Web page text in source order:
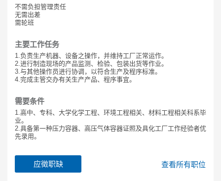
不需负担管理责任
无需出差
需轮班
主要工作任务
1.负责生产机器、设备之操作，并维持工厂正常运作。
2.进行制造现场的产品监测、检验、包装出货等作业。
3.与其他操作员进行协调，以符合生产及程序标准。
4.完成主管交办有关生产产品、程序事宜。
需要条件
1.高中、专科、大学化学工程、环境工程相关、材料工程相关科系毕
业。
2.具备第一种压力容器、高压气体容器证照及具化工厂工作经验者优
先录用。
应徵职缺 查看所有职位